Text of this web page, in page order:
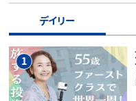
デイリー
1